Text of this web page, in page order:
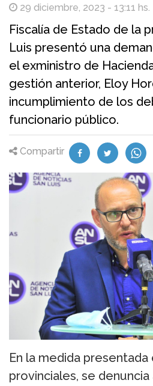
29 diciembre, 2023 - 13:11 hs.
Fiscalía de Estado de la
Luis presentó una
el exministro de
gestión anterior, Eloy
incumplimiento de los
funcionario público.
Compartir
En la medida
provinciales, se